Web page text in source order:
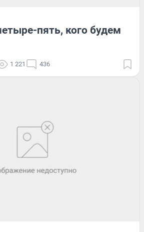
пять, кого будем
1 221 436